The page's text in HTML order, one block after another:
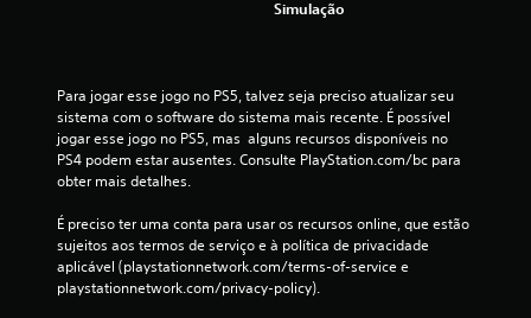
Simulação
Para jogar esse jogo no PS5, talvez seja preciso atualizar seu
sistema com o software do sistema mais recente. É possível
jogar esse jogo no PS5, mas  alguns recursos disponíveis no
PS4 podem estar ausentes. Consulte PlayStation.com/bc para
obter mais detalhes.
É preciso ter uma conta para usar os recursos online, que estão
sujeitos aos termos de serviço e à política de privacidade
aplicável (playstationnetwork.com/terms-of-service e
playstationnetwork.com/privacy-policy).